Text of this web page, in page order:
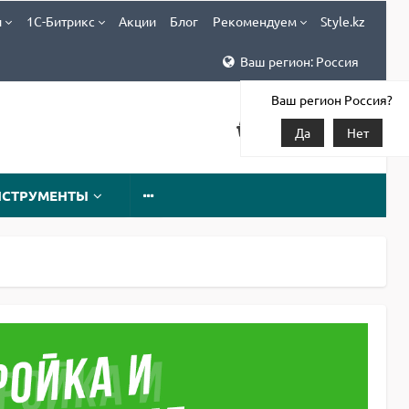
1С-Битрикс Акции Блог Рекомендуем Style.kz
Ваш регион: Россия
Ваш регион Россия?
Да
Нет